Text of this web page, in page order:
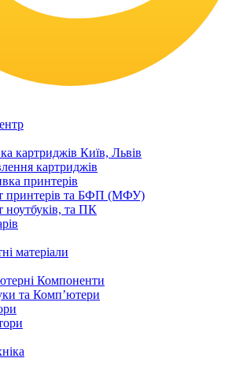
картриджів Київ, Львів
картриджів
принтерів
принтерів та БФП (МФУ)
ноутбуків, та ПК
матеріали
Компоненти
та Комп’ютери